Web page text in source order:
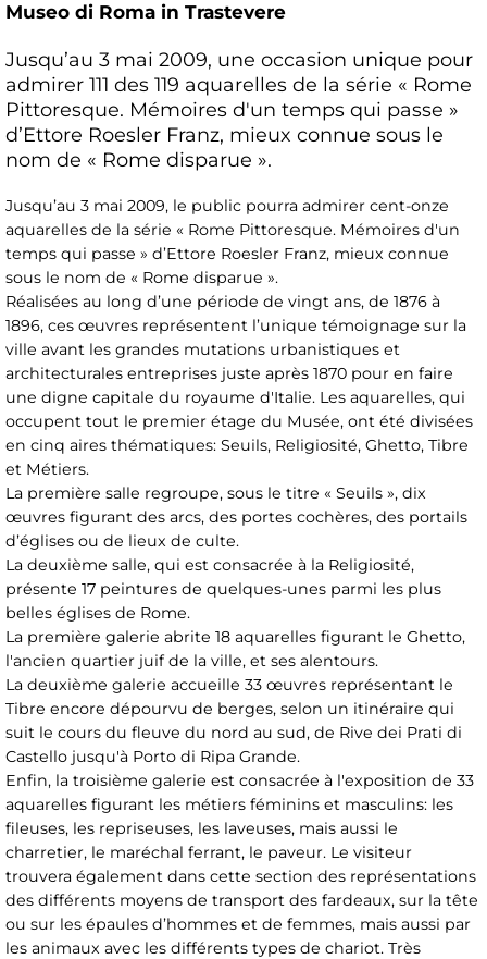
Museo di Roma in Trastevere
Jusqu’au 3 mai 2009, une occasion unique pour
admirer 111 des 119 aquarelles de la série « Rome
Pittoresque. Mémoires d'un temps qui passe »
d’Ettore Roesler Franz, mieux connue sous le
nom de « Rome disparue ».
Jusqu’au 3 mai 2009, le public pourra admirer cent-onze
aquarelles de la série « Rome Pittoresque. Mémoires d'un
temps qui passe » d’Ettore Roesler Franz, mieux connue
sous le nom de « Rome disparue ».
Réalisées au long d’une période de vingt ans, de 1876 à
1896, ces œuvres représentent l’unique témoignage sur la
ville avant les grandes mutations urbanistiques et
architecturales entreprises juste après 1870 pour en faire
une digne capitale du royaume d'Italie. Les aquarelles, qui
occupent tout le premier étage du Musée, ont été divisées
en cinq aires thématiques: Seuils, Religiosité, Ghetto, Tibre
et Métiers.
La première salle regroupe, sous le titre « Seuils », dix
œuvres figurant des arcs, des portes cochères, des portails
d’églises ou de lieux de culte.
La deuxième salle, qui est consacrée à la Religiosité,
présente 17 peintures de quelques-unes parmi les plus
belles églises de Rome.
La première galerie abrite 18 aquarelles figurant le Ghetto,
l'ancien quartier juif de la ville, et ses alentours.
La deuxième galerie accueille 33 œuvres représentant le
Tibre encore dépourvu de berges, selon un itinéraire qui
suit le cours du fleuve du nord au sud, de Rive dei Prati di
Castello jusqu'à Porto di Ripa Grande.
Enfin, la troisième galerie est consacrée à l'exposition de 33
aquarelles figurant les métiers féminins et masculins: les
fileuses, les repriseuses, les laveuses, mais aussi le
charretier, le maréchal ferrant, le paveur. Le visiteur
trouvera également dans cette section des représentations
des différents moyens de transport des fardeaux, sur la tête
ou sur les épaules d’hommes et de femmes, mais aussi par
les animaux avec les différents types de chariot. Très